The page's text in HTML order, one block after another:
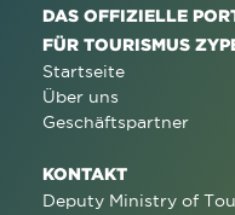
DAS OFFIZIELLE
FÜR TOURISMUS
Startseite
Über uns
Geschäftspartner
KONTAKT
Deputy Ministry of